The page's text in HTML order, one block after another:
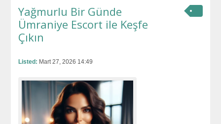
Yağmurlu Bir Günde
Ümraniye Escort ile Keşfe
Çıkın
Listed: Mart 27, 2026 14:49